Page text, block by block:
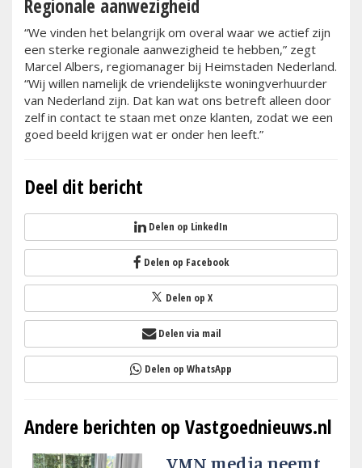
Regionale aanwezigheid
“We vinden het belangrijk om overal waar we actief zijn
een sterke regionale aanwezigheid te hebben,” zegt
Marcel Albers, regiomanager bij Heimstaden Nederland.
“Wij willen namelijk de vriendelijkste woningverhuurder
van Nederland zijn. Dat kan wat ons betreft alleen door
zelf in contact te staan met onze klanten, zodat we een
goed beeld krijgen wat er onder hen leeft.”
Deel dit bericht
Delen op LinkedIn
Delen op Facebook
Delen op X
Delen via mail
Delen op WhatsApp
Andere berichten op Vastgoednieuws.nl
VMN media neemt